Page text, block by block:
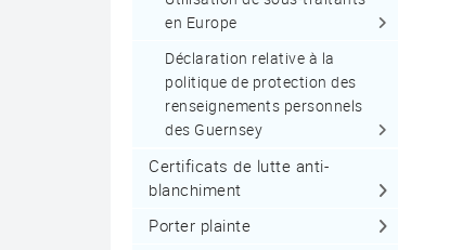
en Europe
Déclaration relative à la
politique de protection des
renseignements personnels
des Guernsey
Certificats de lutte anti-
blanchiment
Porter plainte